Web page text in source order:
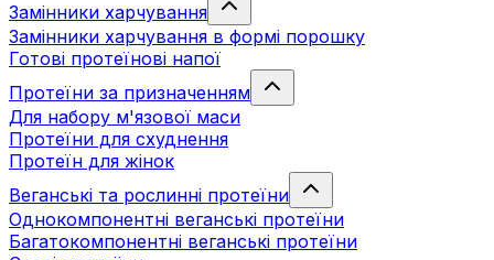
Замінники харчування
Замінники харчування в формі порошку
Готові протеїнові напої
Протеїни за призначенням
Для набору м'язової маси
Протеїни для схуднення
Протеїн для жінок
Веганські та рослинні протеїни
Однокомпонентні веганські протеїни
Багатокомпонентні веганські протеїни